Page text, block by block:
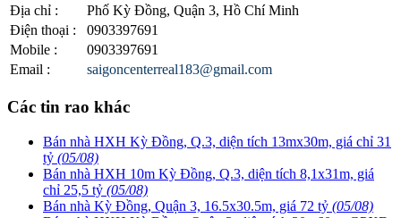
Địa chỉ :
Phố Kỳ Đồng, Quận 3, Hồ Chí Minh
Điện thoại :
0903397691
Mobile :
0903397691
Email : saigoncenterreal183@gmail.com
Các tin rao khác
Bán nhà HXH Kỳ Đồng, Q.3, diện tích 13mx30m, giá chỉ 31
tỷ (05/08)
Bán nhà HXH 10m Kỳ Đồng, Q.3, diện tích 8,1x31m, giá
chỉ 25,5 tỷ (05/08)
Bán nhà Kỳ Đồng, Quận 3, 16.5x30.5m, giá 72 tỷ (05/08)